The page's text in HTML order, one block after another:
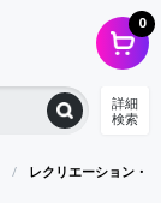
0
詳細
検索
レクリエーション・